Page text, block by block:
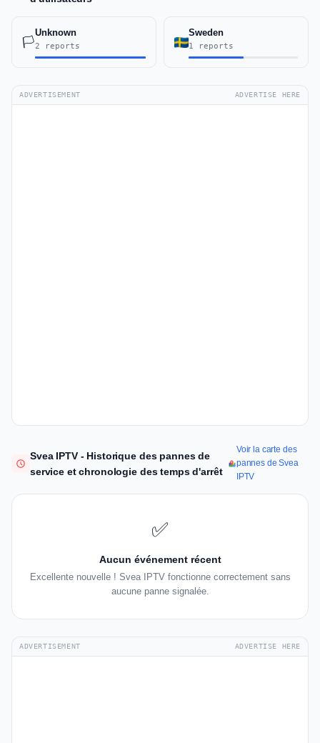
🏳️
Unknown
2 reports
Sweden
1 reports
ADVERTISEMENT ADVERTISE HERE
Svea IPTV - Historique des pannes de
service et chronologie des temps d'arrêt
Voir la carte des
pannes de Svea
IPTV
✅
Aucun événement récent
Excellente nouvelle ! Svea IPTV fonctionne correctement sans
aucune panne signalée.
ADVERTISEMENT ADVERTISE HERE